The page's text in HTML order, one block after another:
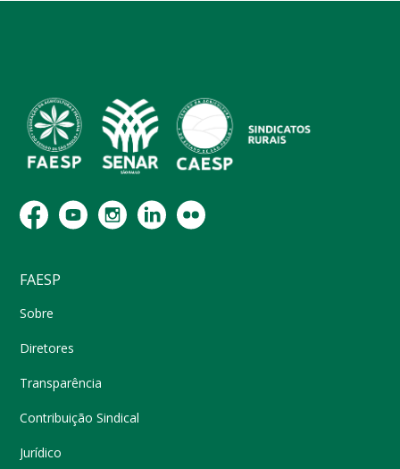
FAESP
Sobre
Diretores
Transparência
Contribuição Sindical
Jurídico